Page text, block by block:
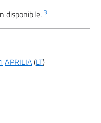
disponibile. 3
APRILIA (LT)